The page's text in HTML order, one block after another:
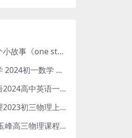
一天一个小故事《one story a day》初中版 百度网盘分享下载
初中数学 2024初一数学 朱韬数学 S班春季下 A+班春季下 百度云网盘
龙坚英语2024高中英语一轮系统班(全国卷+北京卷)
杨萌物理2023初三物理上秋季A+班(视频+讲义) 百度网盘分享
2024赵玉峰高三物理课程24年高考物理一轮复习网课教程